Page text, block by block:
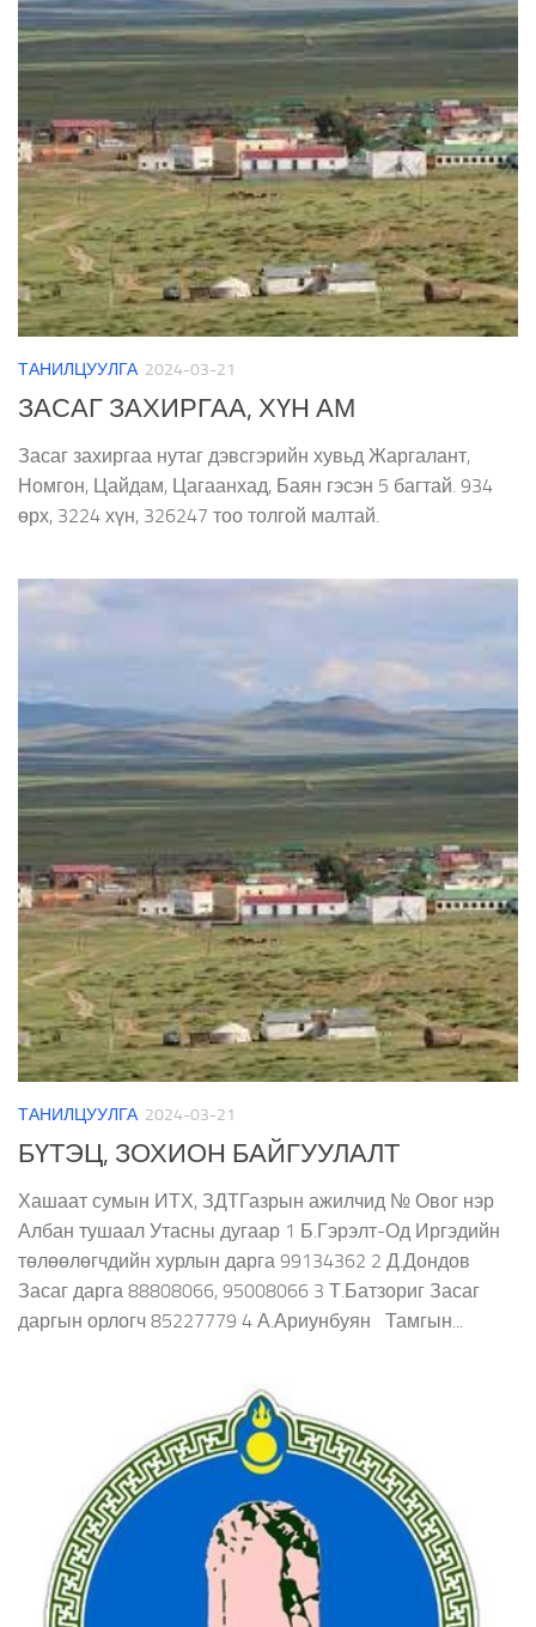
ТАНИЛЦУУЛГА 2024-03-21
ЗАСАГ ЗАХИРГАА, ХҮН АМ
Засаг захиргаа нутаг дэвсгэрийн хувьд Жаргалант,
Номгон, Цайдам, Цагаанхад, Баян гэсэн 5 багтай. 934
өрх, 3224 хүн, 326247 тоо толгой малтай.
ТАНИЛЦУУЛГА 2024-03-21
БҮТЭЦ, ЗОХИОН БАЙГУУЛАЛТ
Хашаат сумын ИТХ, ЗДТГазрын ажилчид № Овог нэр
Албан тушаал Утасны дугаар 1 Б.Гэрэлт-Од Иргэдийн
төлөөлөгчдийн хурлын дарга 99134362 2 Д.Дондов
Засаг дарга 88808066, 95008066 3 Т.Батзориг Засаг
даргын орлогч 85227779 4 А.Ариунбуян Тамгын...